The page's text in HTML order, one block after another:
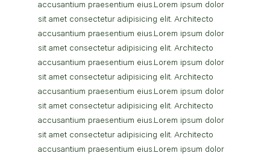
accusantium praesentium eius.Lorem ipsum dolor
sit amet consectetur adipisicing elit. Architecto
accusantium praesentium eius.Lorem ipsum dolor
sit amet consectetur adipisicing elit. Architecto
accusantium praesentium eius.Lorem ipsum dolor
sit amet consectetur adipisicing elit. Architecto
accusantium praesentium eius.Lorem ipsum dolor
sit amet consectetur adipisicing elit. Architecto
accusantium praesentium eius.Lorem ipsum dolor
sit amet consectetur adipisicing elit. Architecto
accusantium praesentium eius.Lorem ipsum dolor